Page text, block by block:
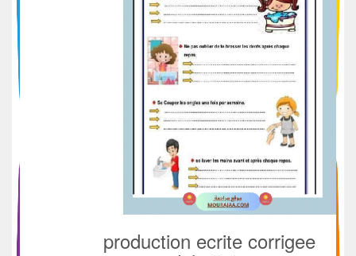
production ecrite corrigee